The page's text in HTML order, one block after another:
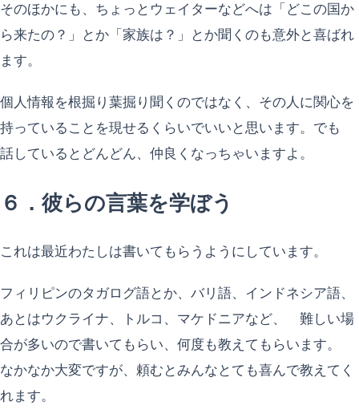
そのほかにも、ちょっとウェイターなどへは「どこの国か
ら来たの？」とか「家族は？」とか聞くのも意外と喜ばれ
ます。
個人情報を根掘り葉掘り聞くのではなく、その人に関心を
持っていることを現せるくらいでいいと思います。でも
話しているとどんどん、仲良くなっちゃいますよ。
６．彼らの言葉を学ぼう
これは最近わたしは書いてもらうようにしています。
フィリピンのタガログ語とか、バリ語、インドネシア語、
あとはウクライナ、トルコ、マケドニアなど、 難しい場
合が多いので書いてもらい、何度も教えてもらいます。
なかなか大変ですが、頼むとみんなとても喜んで教えてく
れます。